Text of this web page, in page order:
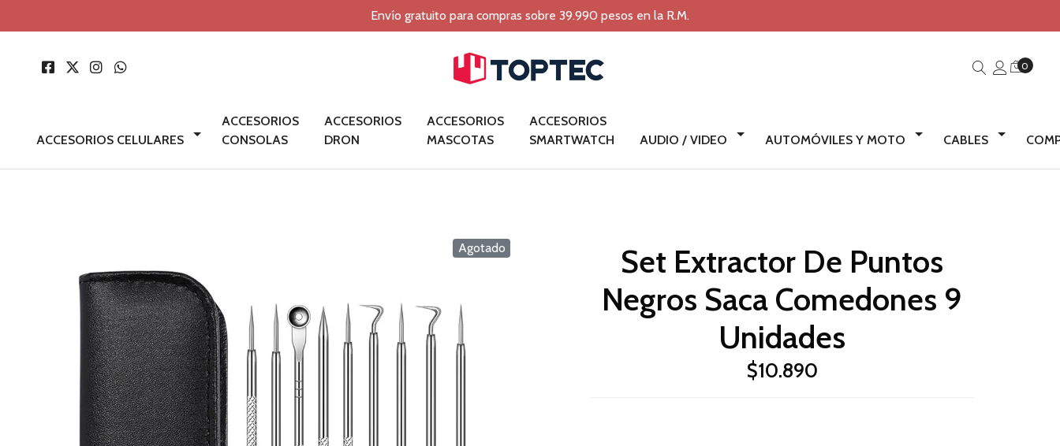
Envío gratuito para compras sobre 39.990 pesos en la R.M.
0
ACCESORIOS CELULARES
ACCESORIOS
CONSOLAS
ACCESORIOS
DRON
ACCESORIOS
MASCOTAS
ACCESORIOS
SMARTWATCH
AUDIO / VIDEO AUTOMÓVILES Y MOTO CABLES
Agotado
Set Extractor De Puntos
Negros Saca Comedones 9
Unidades
$10.890